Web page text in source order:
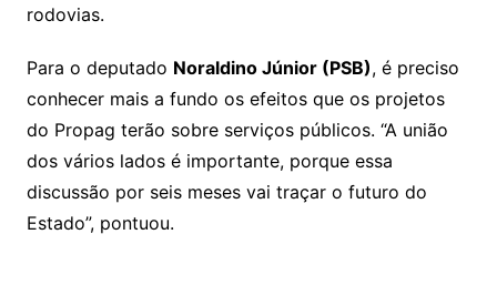
rodovias.
Para o deputado Noraldino Júnior (PSB), é preciso
conhecer mais a fundo os efeitos que os projetos
do Propag terão sobre serviços públicos. “A união
dos vários lados é importante, porque essa
discussão por seis meses vai traçar o futuro do
Estado”, pontuou.